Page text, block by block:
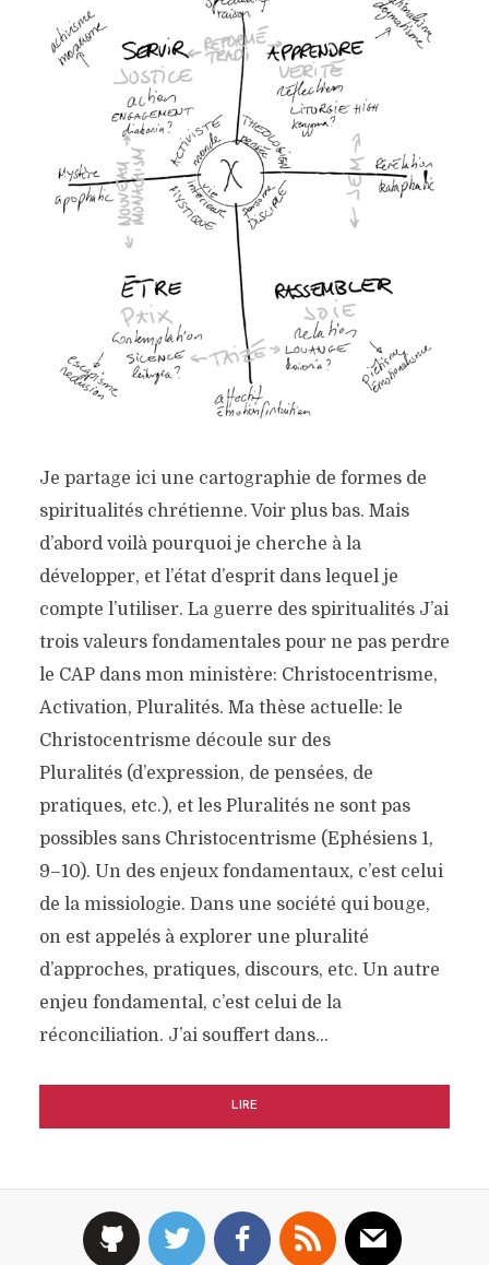
Je partage ici une cartographie de formes de
spiritualités chrétienne. Voir plus bas. Mais
d’abord voilà pourquoi je cherche à la
développer, et l’état d’esprit dans lequel je
compte l’utiliser. La guerre des spiritualités J’ai
trois valeurs fondamentales pour ne pas perdre
le CAP dans mon ministère: Christocentrisme,
Activation, Pluralités. Ma thèse actuelle: le
Christocentrisme découle sur des
Pluralités (d’expression, de pensées, de
pratiques, etc.), et les Pluralités ne sont pas
possibles sans Christocentrisme (Ephésiens 1,
9–10). Un des enjeux fondamentaux, c’est celui
de la missiologie. Dans une société qui bouge,
on est appelés à explorer une pluralité
d’approches, pratiques, discours, etc. Un autre
enjeu fondamental, c’est celui de la
réconciliation. J’ai souffert dans…
LIRE